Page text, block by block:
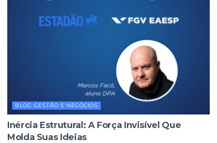
BLOG GESTÃO E NEGÓCIOS
Inércia Estrutural: A Força Invisível Que
Molda Suas Ideias